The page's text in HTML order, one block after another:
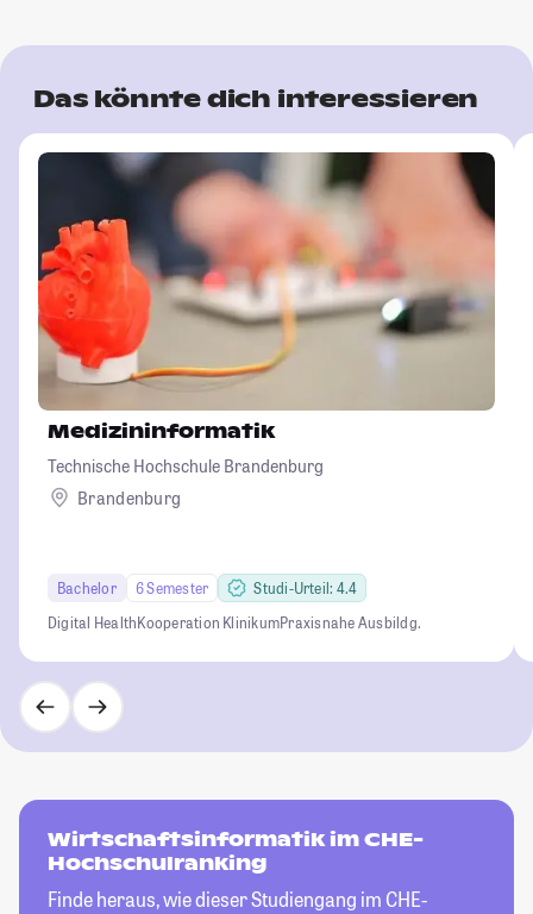
Das könnte dich interessieren
Medizininformatik
Technische Hochschule Brandenburg
Brandenburg
Bachelor 6 Semester
Studi-Urteil: 4.4
Digital HealthKooperation KlinikumPraxisnahe Ausbildg.
Wirtschaftsinformatik im CHE-
Hochschulranking
Finde heraus, wie dieser Studiengang im CHE-